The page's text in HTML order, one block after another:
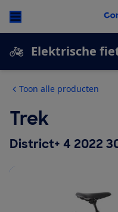
Elektrische
Toon alle producten
Trek
District+ 4 2022